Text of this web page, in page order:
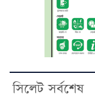
সিলেট সর্বশেষ